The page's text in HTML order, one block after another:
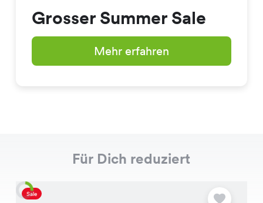
Grosser Summer Sale
Mehr erfahren
Für Dich reduziert
Sale